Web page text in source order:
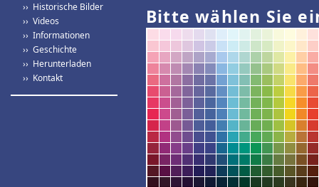
›› Historische Bilder
›› Videos
›› Informationen
›› Geschichte
›› Herunterladen
›› Kontakt
Bitte wählen Sie